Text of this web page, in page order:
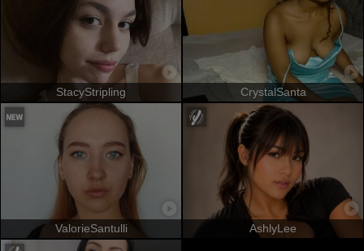
StacyStripling CrystalSanta
ValorieSantulli AshlyLee